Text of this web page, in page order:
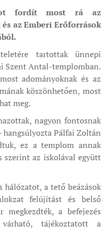
fordít most rá az
az Emberi Erőforrások
tartottak ünnepi
Szent Antal-templomban.
adományoknak és az
köszönhetően, most
meg.
nagyon fontosnak
hangsúlyozta Pálfai Zoltán
ez a templom annak
szerint az iskolával együtt
a tető beázások
felújítást és belső
a befejezés
tájékoztatott a